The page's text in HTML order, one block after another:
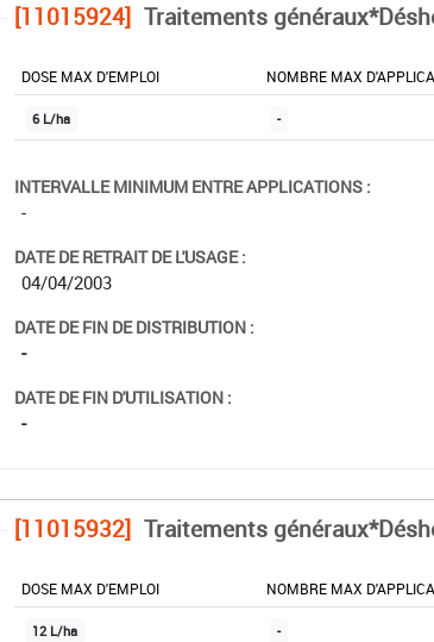
[11015924] Traitements
DOSE MAX D'EMPLOI NOMBRE MAX
6 L/ha -
INTERVALLE MINIMUM ENTRE APPLICATIONS :
-
DATE DE RETRAIT DE L'USAGE :
04/04/2003
DATE DE FIN DE DISTRIBUTION :
-
DATE DE FIN D'UTILISATION :
-
[11015932] Traitements
DOSE MAX D'EMPLOI NOMBRE MAX
12 L/ha -